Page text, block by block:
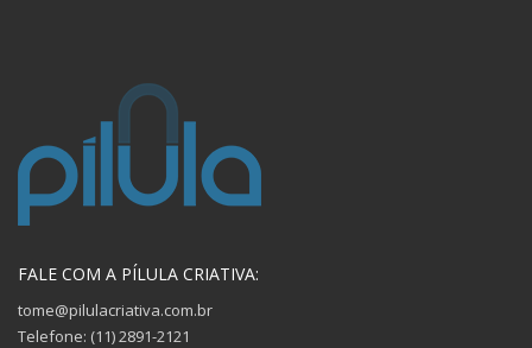
FALE COM A PÍLULA CRIATIVA:
tome@pilulacriativa.com.br
Telefone: (11) 2891-2121